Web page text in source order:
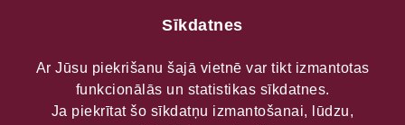
Mākslinieciskie kolektīvi
Sīkdatnes
Ar Jūsu piekrišanu šajā vietnē var tikt izmantotas
funkcionālās un statistikas sīkdatnes.
Ja piekrītat šo sīkdatņu izmantošanai, lūdzu,